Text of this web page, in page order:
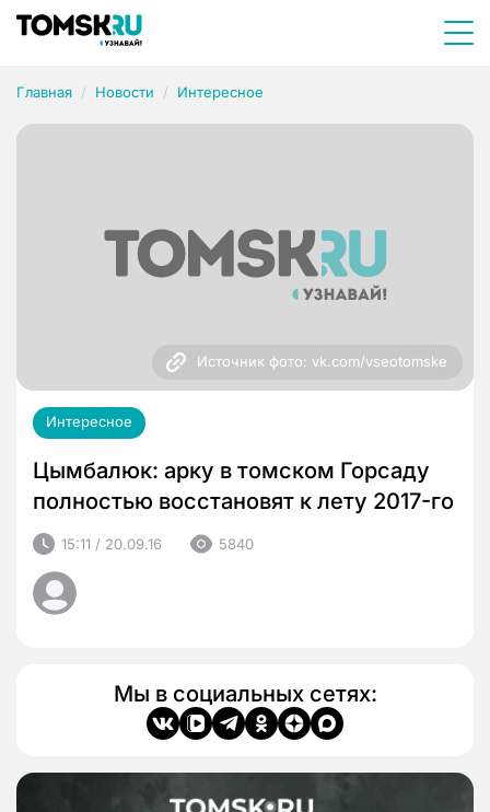
Главная Новости Интересное
Источник фото: vk.com/vseotomske
Интересное
Цымбалюк: арку в томском Горсаду
полностью восстановят к лету 2017-го
15:11 / 20.09.16 5840
Мы в социальных сетях: